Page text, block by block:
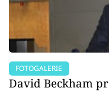
FOTOGALERIE
David Beckham